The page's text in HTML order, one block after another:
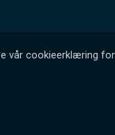
vår cookieerklæring